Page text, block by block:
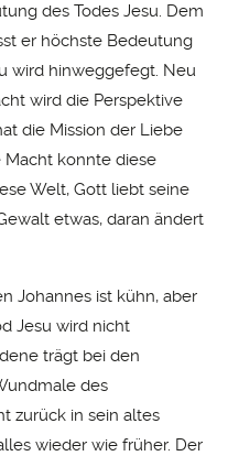
des Todes Jesu. Dem
er höchste Bedeutung
wird hinweggefegt. Neu
wird die Perspektive
die Mission der Liebe
Macht konnte diese
Welt, Gott liebt seine
etwas, daran ändert
Johannes ist kühn, aber
Jesu wird nicht
trägt bei den
des
zurück in sein altes
wieder wie früher. Der